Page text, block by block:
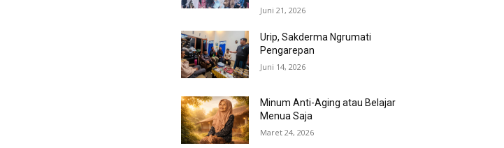
Juni 21, 2026
Urip, Sakderma Ngrumati
Pengarepan
Juni 14, 2026
Minum Anti-Aging atau Belajar
Menua Saja
Maret 24, 2026